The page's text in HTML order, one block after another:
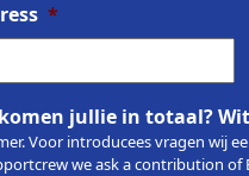
*
jullie in totaal?
Voor introducees vragen wij
we ask a contribution of